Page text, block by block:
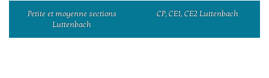
Petite et moyenne sections
Luttenbach
CP, CE1, CE2 Luttenbach